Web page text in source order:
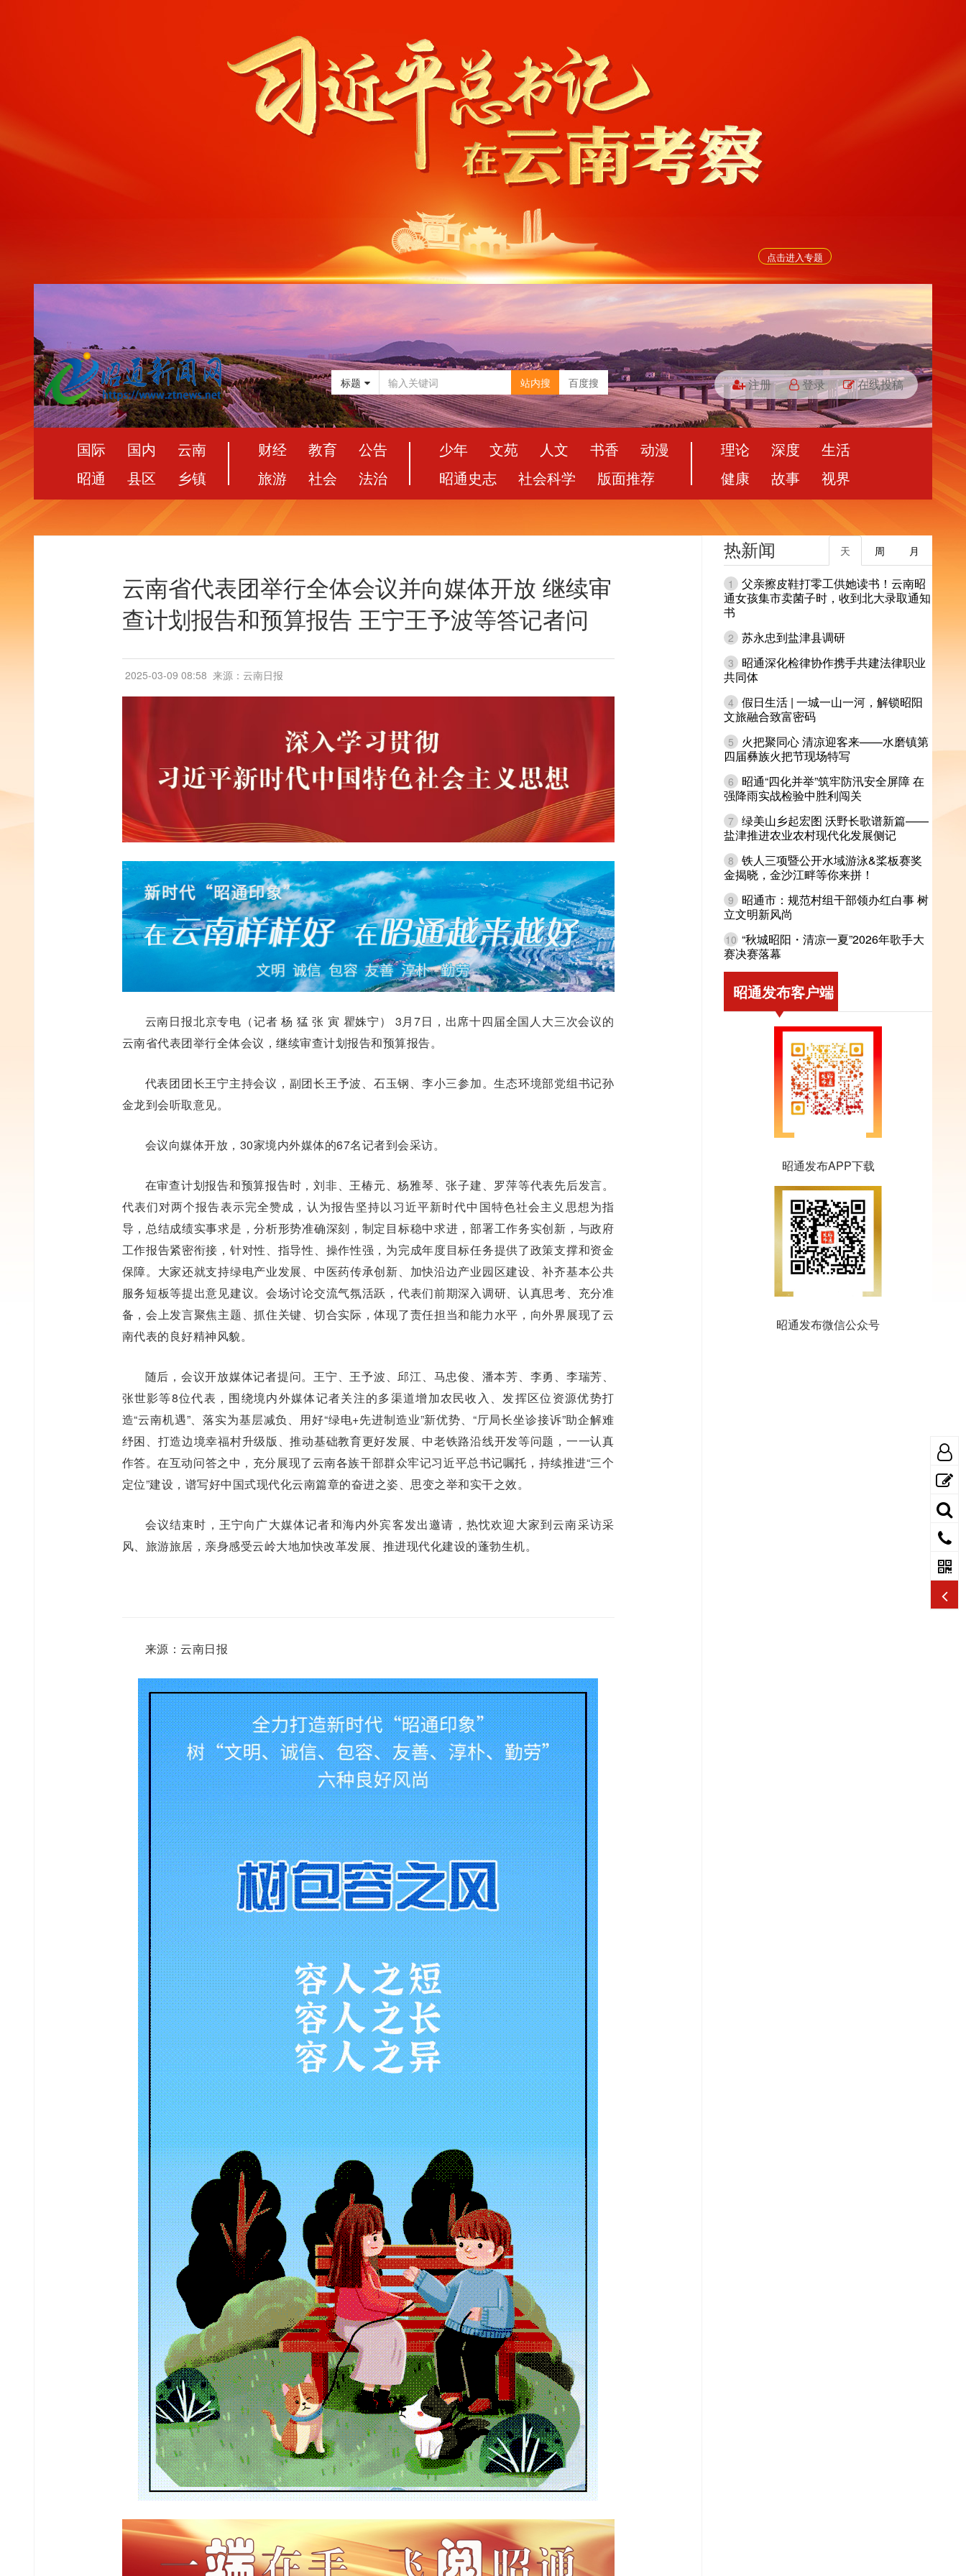
点击进入专题
标题 站内搜 百度搜 注册 登录 在线投稿
国际 国内
云南
昭通
县区 乡镇
财经 教育
公告
旅游
社会 法治
少年 文苑 人文 书香
动漫
昭通史志
社会科学 版面推荐
理论 深度
生活
健康
故事 视界
云南省代表团举行全体会议并向媒体开放 继续审
查计划报告和预算报告 王宁王予波等答记者问
2025-03-09 08:58 来源：云南日报
云南日报北京专电（记者 杨 猛 张 寅 瞿姝宁） 3月7日，出席十四届全国人大三次会议的
云南省代表团举行全体会议，继续审查计划报告和预算报告。
代表团团长王宁主持会议，副团长王予波、石玉钢、李小三参加。生态环境部党组书记孙
金龙到会听取意见。
会议向媒体开放，30家境内外媒体的67名记者到会采访。
在审查计划报告和预算报告时，刘非、王椿元、杨雅琴、张子建、罗萍等代表先后发言。
代表们对两个报告表示完全赞成，认为报告坚持以习近平新时代中国特色社会主义思想为指
导，总结成绩实事求是，分析形势准确深刻，制定目标稳中求进，部署工作务实创新，与政府
工作报告紧密衔接，针对性、指导性、操作性强，为完成年度目标任务提供了政策支撑和资金
保障。大家还就支持绿电产业发展、中医药传承创新、加快沿边产业园区建设、补齐基本公共
服务短板等提出意见建议。会场讨论交流气氛活跃，代表们前期深入调研、认真思考、充分准
备，会上发言聚焦主题、抓住关键、切合实际，体现了责任担当和能力水平，向外界展现了云
南代表的良好精神风貌。
随后，会议开放媒体记者提问。王宁、王予波、邱江、马忠俊、潘本芳、李勇、李瑞芳、
张世影等8位代表，围绕境内外媒体记者关注的多渠道增加农民收入、发挥区位资源优势打
造“云南机遇”、落实为基层减负、用好“绿电+先进制造业”新优势、“厅局长坐诊接诉”助企解难
纾困、打造边境幸福村升级版、推动基础教育更好发展、中老铁路沿线开发等问题，一一认真
作答。在互动问答之中，充分展现了云南各族干部群众牢记习近平总书记嘱托，持续推进“三个
定位”建设，谱写好中国式现代化云南篇章的奋进之姿、思变之举和实干之效。
会议结束时，王宁向广大媒体记者和海内外宾客发出邀请，热忱欢迎大家到云南采访采
风、旅游旅居，亲身感受云岭大地加快改革发展、推进现代化建设的蓬勃生机。
来源：云南日报
热新闻 月
周
天
1
父亲擦皮鞋打零工供她读书！云南昭
通女孩集市卖菌子时，收到北大录取通知
书
2 苏永忠到盐津县调研
3
昭通深化检律协作携手共建法律职业
共同体
4 假日生活 | 一城一山一河，解锁昭阳
文旅融合致富密码
5
火把聚同心 清凉迎客来——水磨镇第
四届彝族火把节现场特写
6
昭通“四化并举”筑牢防汛安全屏障 在
强降雨实战检验中胜利闯关
7 绿美山乡起宏图 沃野长歌谱新篇——
盐津推进农业农村现代化发展侧记
8 铁人三项暨公开水域游泳&桨板赛奖
金揭晓，金沙江畔等你来拼！
9
昭通市：规范村组干部领办红白事 树
立文明新风尚
10 “秋城昭阳・清凉一夏”2026年歌手大
赛决赛落幕
昭通发布客户端
昭通发布APP下载
昭通发布微信公众号